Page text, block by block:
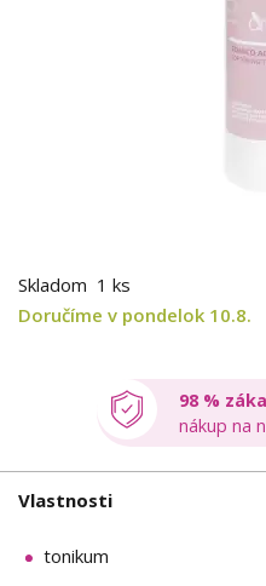
Skladom 1 ks
Doručíme v pondelok 10.8.
98 %
nákup na
Vlastnosti
tonikum